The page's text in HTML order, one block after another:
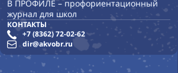
В ПРОФИЛЕ – профориентационный
журнал для школ
КОНТАКТЫ
+7 (8362) 72-02-62
dir@akvobr.ru